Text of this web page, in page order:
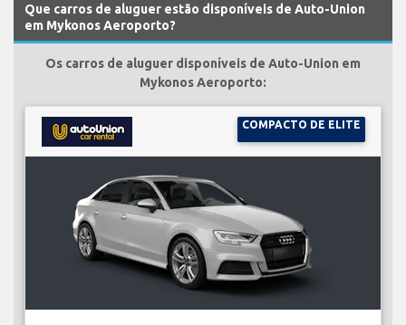
Que carros de aluguer estão disponíveis de Auto-Union
em Mykonos Aeroporto?
Os carros de aluguer disponíveis de Auto-Union em
Mykonos Aeroporto:
COMPACTO DE ELITE